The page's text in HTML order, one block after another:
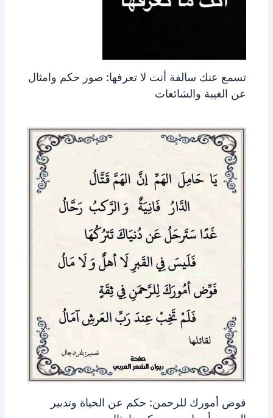
تسمع عنك سالفة أنت لا تعرفها: صور حكم وامثال
عن الغيبة والشائعات
فوض أمورك للرحمن: حكم عن الحياة وتدبير